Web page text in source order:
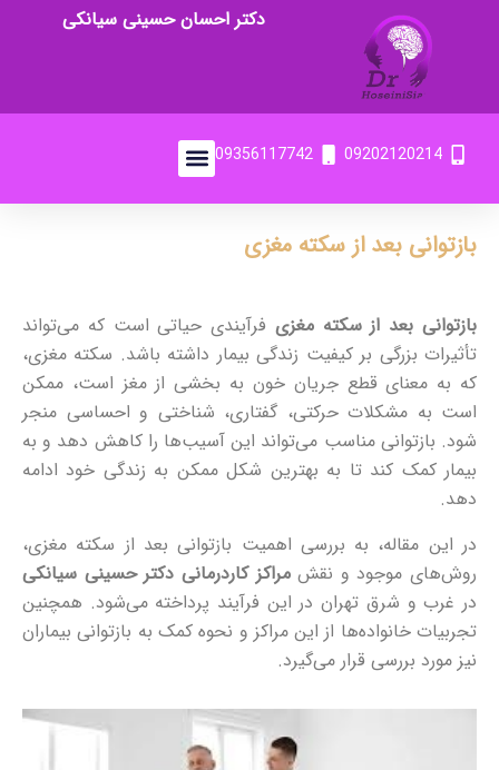
دکتر احسان حسینی سیانکی
09202120214
09356117742
بازتوانی بعد از سکته مغزی
بازتوانی بعد از سکته مغزی فرآیندی حیاتی است که می‌تواند
تأثیرات بزرگی بر کیفیت زندگی بیمار داشته باشد. سکته مغزی،
که به معنای قطع جریان خون به بخشی از مغز است، ممکن
است به مشکلات حرکتی، گفتاری، شناختی و احساسی منجر
شود. بازتوانی مناسب می‌تواند این آسیب‌ها را کاهش دهد و به
بیمار کمک کند تا به بهترین شکل ممکن به زندگی خود ادامه
دهد.
در این مقاله، به بررسی اهمیت بازتوانی بعد از سکته مغزی،
روش‌های موجود و نقشمراکز کاردرمانی دکتر حسینی سیانکی
در غرب و شرق تهران در این فرآیند پرداخته می‌شود. همچنین
تجربیات خانواده‌ها از این مراکز و نحوه کمک به بازتوانی بیماران
نیز مورد بررسی قرار می‌گیرد.